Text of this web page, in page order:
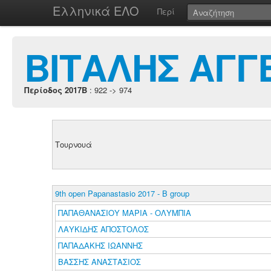
Ελληνικά ΕΛΟ Περί
ΒΙΤΑΛΗΣ
Περίοδος 2017B : 922 -> 974
Τουρνουά
9th open Papanastasio 2017 - B group
ΠΑΠΑΘΑΝΑΣΙΟΥ ΜΑΡΙΑ - ΟΛΥΜΠΙΑ
ΛΑΥΚΙΔΗΣ ΑΠΟΣΤΟΛΟΣ
ΠΑΠΑΔΑΚΗΣ ΙΩΑΝΝΗΣ
ΒΑΣΣΗΣ ΑΝΑΣΤΑΣΙΟΣ